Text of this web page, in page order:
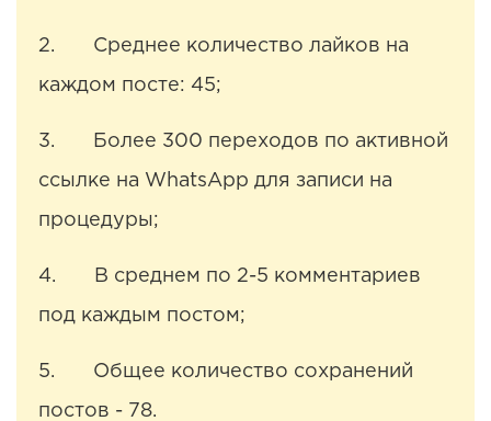
2. Среднее количество лайков на
каждом посте: 45;
3. Более 300 переходов по активной
ссылке на WhatsApp для записи на
процедуры;
4. В среднем по 2-5 комментариев
под каждым постом;
5. Общее количество сохранений
постов - 78.